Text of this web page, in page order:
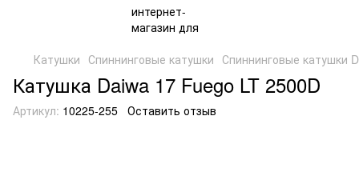
Катушки Спиннинговые катушки Спиннинговые катушки
Катушка Daiwa 17 Fuego LT 2500D
Артикул: 10225-255 Оставить отзыв